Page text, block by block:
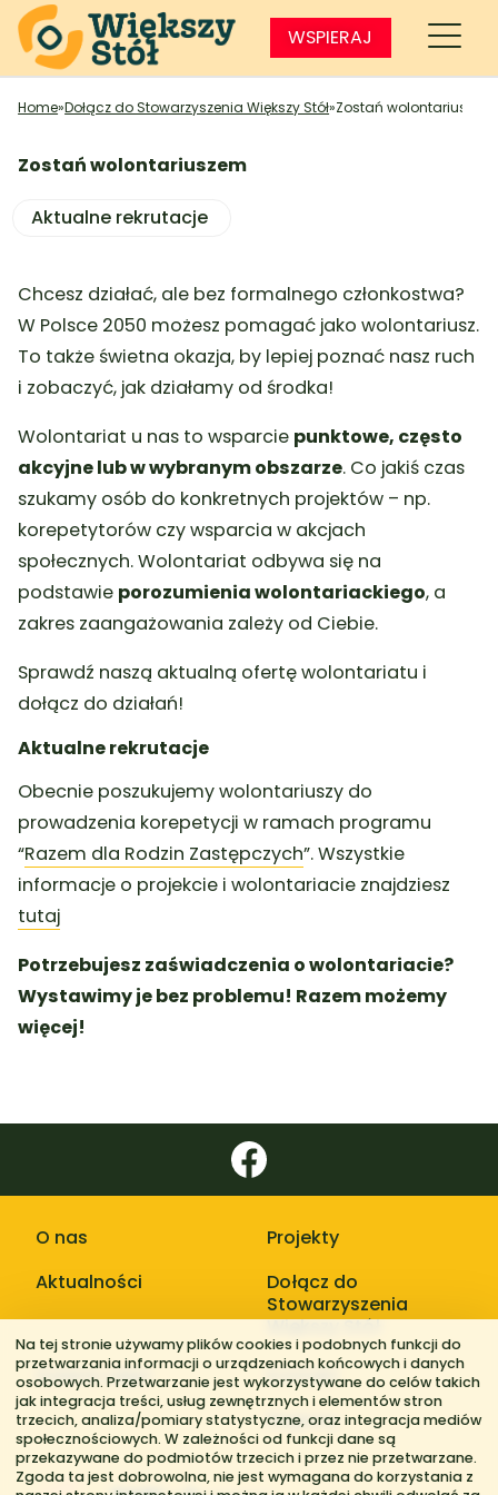
WSPIERAJ
Home»Dołącz do Stowarzyszenia Większy Stół»Zostań wolontariuszem
Zostań wolontariuszem
Aktualne rekrutacje
Chcesz działać, ale bez formalnego członkostwa?
W Polsce 2050 możesz pomagać jako wolontariusz.
To także świetna okazja, by lepiej poznać nasz ruch
i zobaczyć, jak działamy od środka!
Wolontariat u nas to wsparcie punktowe, często
akcyjne lub w wybranym obszarze. Co jakiś czas
szukamy osób do konkretnych projektów – np.
korepetytorów czy wsparcia w akcjach
społecznych. Wolontariat odbywa się na
podstawie porozumieniawolontariackiego, a
zakres zaangażowania zależy od Ciebie.
Sprawdź naszą aktualną ofertę wolontariatu i
dołącz do działań!
Aktualne rekrutacje
Obecnie poszukujemy wolontariuszy do
prowadzenia korepetycji w ramach programu
“Razem dla Rodzin Zastępczych”. Wszystkie
informacje o projekcie i wolontariacie znajdziesz
tutaj
Potrzebujesz zaświadczenia o wolontariacie?
Wystawimy je bez problemu! Razem możemy
więcej!
Zostań
Członkiem Stowarzyszenia
Zostań
Sympatykiem Stowarzyszenia
O nas
Aktualności
Projekty
Dołącz do
Stowarzyszenia
Większy Stół
Galerie zdjęć
Kontakt
Regiony
Na tej stronie używamy plików cookies i podobnych funkcji do
przetwarzania informacji o urządzeniach końcowych i danych
osobowych. Przetwarzanie jest wykorzystywane do celów takich
jak integracja treści, usług zewnętrznych i elementów stron
trzecich, analiza/pomiary statystyczne, oraz integracja mediów
społecznościowych. W zależności od funkcji dane są
przekazywane do podmiotów trzecich i przez nie przetwarzane.
Zgoda ta jest dobrowolna, nie jest wymagana do korzystania z